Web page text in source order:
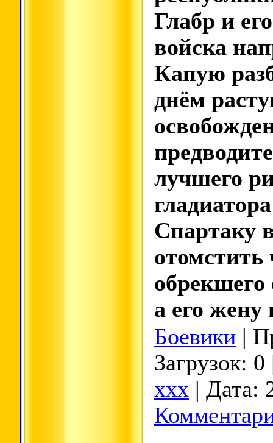
Глабр и
войска
Капую
днём
лучшего
Спартаку
отомстить
обрекшего
а его жену
Боевики |
Загрузок:
xxx | Дата: